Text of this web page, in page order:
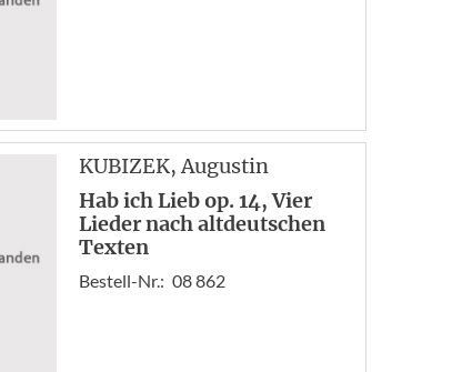
KUBIZEK, Augustin
Hab ich Lieb op. 14, Vier
Lieder nach altdeutschen
Texten
Bestell-Nr.: 08 862